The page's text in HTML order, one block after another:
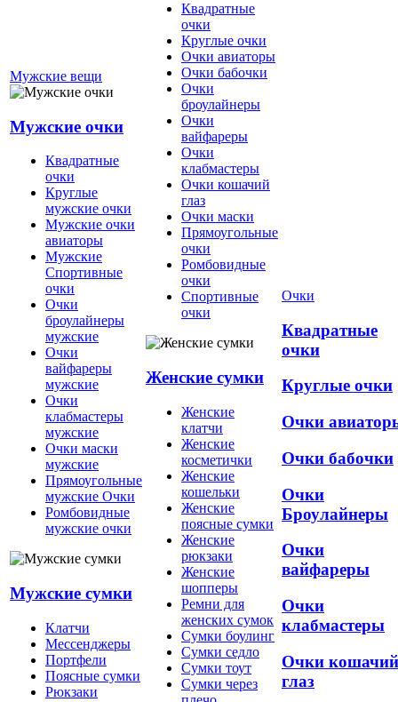
Мужские вещи
Мужские очки
Квадратные
очки
Круглые
мужские очки
Мужские очки
авиаторы
Мужские
Спортивные
очки
Очки
броулайнеры
мужские
Очки
вайфареры
мужские
Очки
клабмастеры
мужские
Очки маски
мужские
Прямоугольные
мужские Очки
Ромбовидные
мужские очки
Мужские сумки
Клатчи
Мессенджеры
Портфели
Поясные сумки
Рюкзаки
Квадратные
очки
Круглые очки
Очки авиаторы
Очки бабочки
Очки
броулайнеры
Очки
вайфареры
Очки
клабмастеры
Очки кошачий
глаз
Очки маски
Прямоугольные
очки
Ромбовидные
очки
Спортивные
очки
Женские сумки
Женские
клатчи
Женские
косметички
Женские
кошельки
Женские
поясные сумки
Женские
рюкзаки
Женские
шопперы
Ремни для
женских сумок
Сумки боулинг
Сумки седло
Сумки тоут
Сумки через
Очки
Квадратные
очки
Круглые очки
Очки
Очки бабочки
Очки
Броулайнеры
Очки
вайфареры
Очки
клабмастеры
Очки кошачий
глаз